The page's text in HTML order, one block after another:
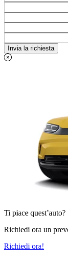
Ti piace quest’auto?
Richiedi ora un
Richiedi ora!